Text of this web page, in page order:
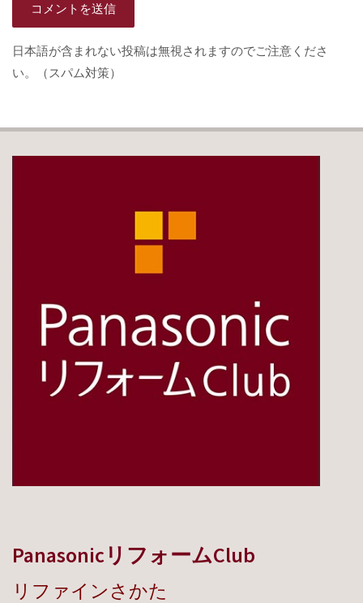
日本語が含まれない投稿は無視されますのでご注意くださ
い。（スパム対策）
PanasonicリフォームClub
リファインさかた